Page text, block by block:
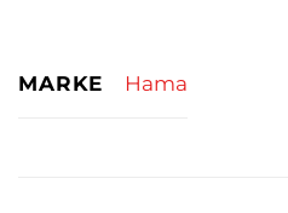
MARKE Hama